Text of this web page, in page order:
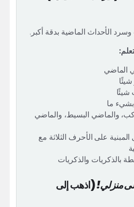
الأحداث الماضية بدقة أكبر.
الماضي
بشيء ما
والماضي البسيط، والماضي
المبنية على الأحرف الثلاثة مع
بالذكريات والذكريات
منزلي!(اذهب إلى